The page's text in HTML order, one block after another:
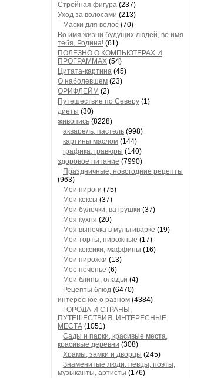
Стройная фигура (237)
Уход за волосами (213)
Маски для волос (70)
Во имя жизни будущих людей, во имя
тебя, Родина! (61)
ПОЛЕЗНО О КОМПЬЮТЕРАХ И
ПРОГРАММАХ (54)
Цитата-картина (45)
О наболевшем (23)
ОРИФЛЕЙМ (2)
Путешествие по Северу (1)
диеты (30)
живопись (8228)
акварель, пастель (998)
картины маслом (144)
графика, гравюры (140)
здоровое питание (7990)
Праздничные, новогодние рецепты
(963)
Мои пироги (75)
Мои кексы (37)
Мои булочки, ватрушки (37)
Моя кухня (20)
Моя выпечка в мультиварке (19)
Мои торты, пирожные (17)
Мои кексики, маффины (16)
Мои пирожки (13)
Моё печенье (6)
Мои блины, оладьи (4)
Рецепты блюд (6470)
интересное о разном (4384)
ГОРОДА И СТРАНЫ,
ПУТЕШЕСТВИЯ, ИНТЕРЕСНЫЕ
МЕСТА (1051)
Сады и парки, красивые места,
красивые деревни (308)
Храмы, замки и дворцы (245)
Знаменитые люди, певцы, поэты,
музыканты, артисты (176)